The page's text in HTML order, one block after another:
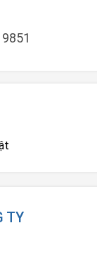
TY